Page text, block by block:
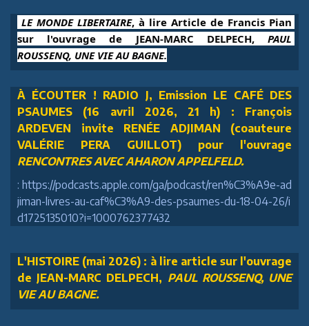
LE MONDE LIBERTAIRE, à lire Article de Francis Pian
sur l'ouvrage de JEAN-MARC DELPECH, PAUL
ROUSSENQ, UNE VIE AU BAGNE.
À ÉCOUTER ! RADIO J, Emission LE CAFÉ DES
PSAUMES (16 avril 2026, 21 h) : François
ARDEVEN invite RENÉE ADJIMAN (coauteure
VALÉRIE PERA GUILLOT) pour l'ouvrage
RENCONTRES AVEC AHARON APPELFELD.
: https://podcasts.apple.com/ga/podcast/ren%C3%A9e-ad
jiman-livres-au-caf%C3%A9-des-psaumes-du-18-04-26/i
d1725135010?i=1000762377432
L'HISTOIRE (mai 2026) : à lire article sur l'ouvrage
de JEAN-MARC DELPECH, PAUL ROUSSENQ, UNE
VIE AU BAGNE.